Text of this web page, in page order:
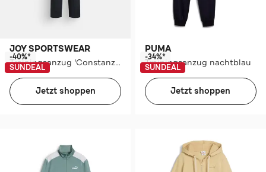
JOY SPORTSWEAR
Trainingsanzug 'Constanze' schwarz
-40%*
SUNDEAL
Jetzt shoppen
PUMA
Trainingsanzug nachtblau
-34%*
SUNDEAL
Jetzt shoppen